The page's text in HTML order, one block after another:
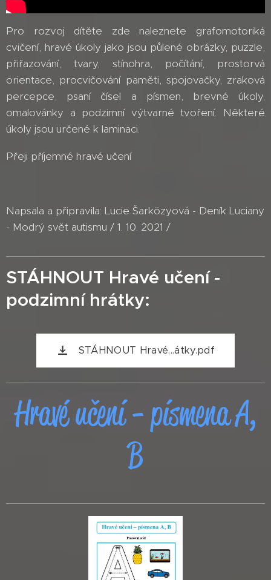
Pro rozvoj dítěte zde naleznete grafomotoriká
cvičení, hravé úkoly jako jsou půlené obrázky, puzzle,
přiřazování, tvary, stínohra, počítání, prostorvá
orientace, procvičování paměti, spojovačky, zraková
percepce, psaní čísel a písmen, brevné úkoly,
omalovánky a podzimní výtvarné tvoření. Některé
úkoly jsou určené k laminaci.
Přeji příjemné hravé učení
Napsala a připravila: Lucie Šarközyová - Deník Luciany
- Modrý svět autismu / 1. 10. 2021 /
STÁHNOUT Hravé učení -
podzimní hrátky:
STÁHNOUT Hravé...átky.pdf
Hravé učení - písmena A,
B